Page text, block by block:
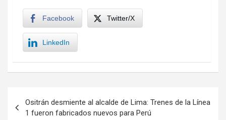
Facebook Twitter/X
LinkedIn
de
Ositrán desmiente al alcalde de Lima: Trenes de la Línea
1 fueron fabricados nuevos para Perú